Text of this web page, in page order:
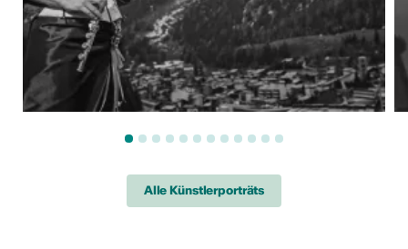
Alle Künstlerporträts